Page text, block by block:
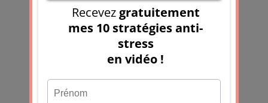
info@bienetrologie.fr